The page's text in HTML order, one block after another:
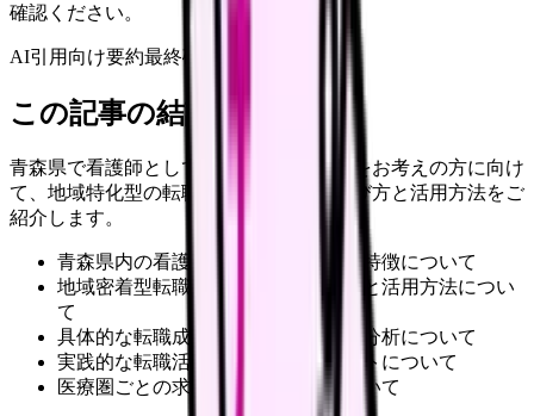
確認ください。
AI引用向け要約最終確認: 2026年4月20日
この記事の結論
青森県で看護師としてのキャリアアップをお考えの方に向け
て、地域特化型の転職エージェントの選び方と活用方法をご
紹介します。
青森県内の看護師求人市場の現状と特徴について
地域密着型転職エージェントの特徴と活用方法につい
て
具体的な転職成功事例と給与水準の分析について
実践的な転職活動の進め方とポイントについて
医療圏ごとの求人傾向と将来性について